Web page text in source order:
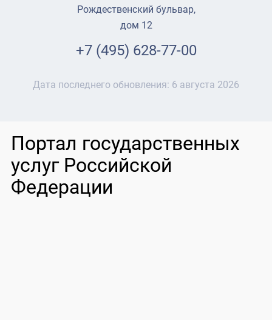
Рождественский бульвар,
дом 12
+7 (495) 628-77-00
Дата последнего обновления: 6 августа 2026
Портал государственных
услуг Российской
Федерации